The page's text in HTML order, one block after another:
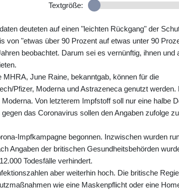
Textgröße:
deuteten auf einen "leichten Rückgang" der
von "etwas über 90 Prozent auf etwas unter 90
beobachtet. Darum sei es vernünftig, ihnen und
June Raine, bekanntgab, können für die
Pfizer, Moderna und Astrazeneca genutzt werden.
Von letzterem Impfstoff soll nur eine halbe
das Coronavirus sollen den Angaben zufolge
Impfkampagne begonnen. Inzwischen wurden
Angaben der britischen Gesundheitsbehörden
Todesfälle verhindert.
aber weiterhin hoch. Die britische
wie eine Maskenpflicht oder eine